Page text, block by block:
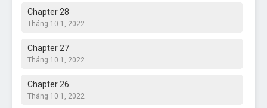
Chapter 28
Tháng 10 1, 2022
Chapter 27
Tháng 10 1, 2022
Chapter 26
Tháng 10 1, 2022